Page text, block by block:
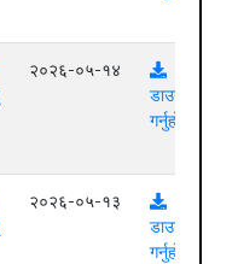
२०२६-०५-१४
डाउनलोड
गर्नुहोस्
२०२६-०५-१३
डाउनलोड
गर्नुहोस्